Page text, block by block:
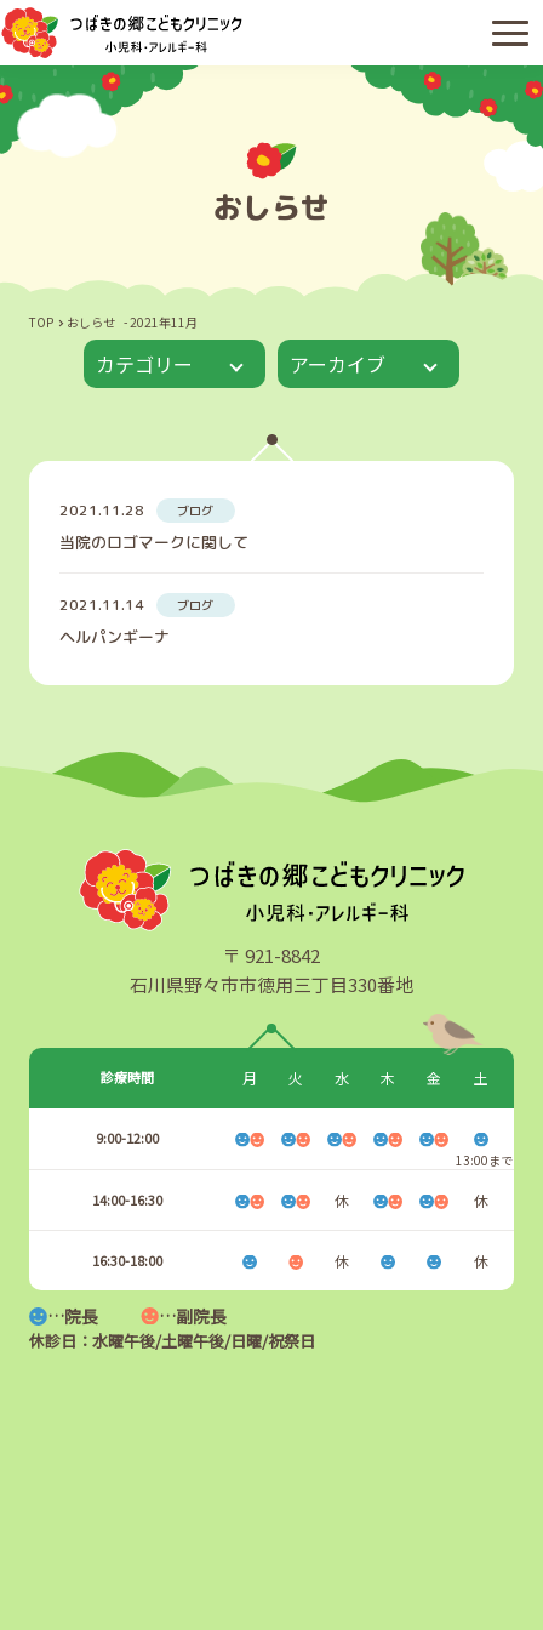
おしらせ
TOP おしらせ 2021年11月
カテゴリー アーカイブ
2021.11.28 ブログ
当院のロゴマークに関して
2021.11.14 ブログ
ヘルパンギーナ
〒 921-8842
石川県野々市市徳用三丁目330番地
診療時間 月 火 水 木 金 土
9:00-12:00
13:00まで
14:00-16:30 休 休
16:30-18:00 休 休
…院長 …副院長
休診日：水曜午後/土曜午後/日曜/祝祭日